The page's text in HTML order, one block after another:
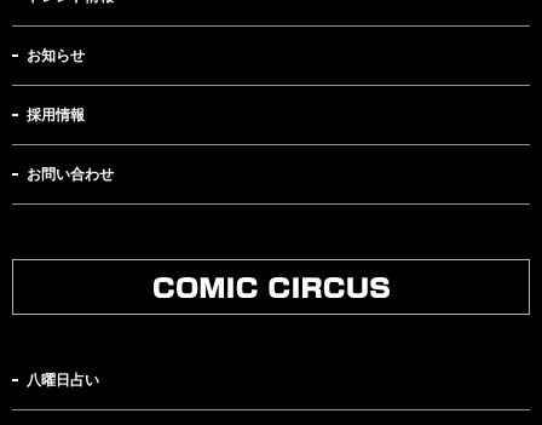
お知らせ
採用情報
お問い合わせ
八曜日占い